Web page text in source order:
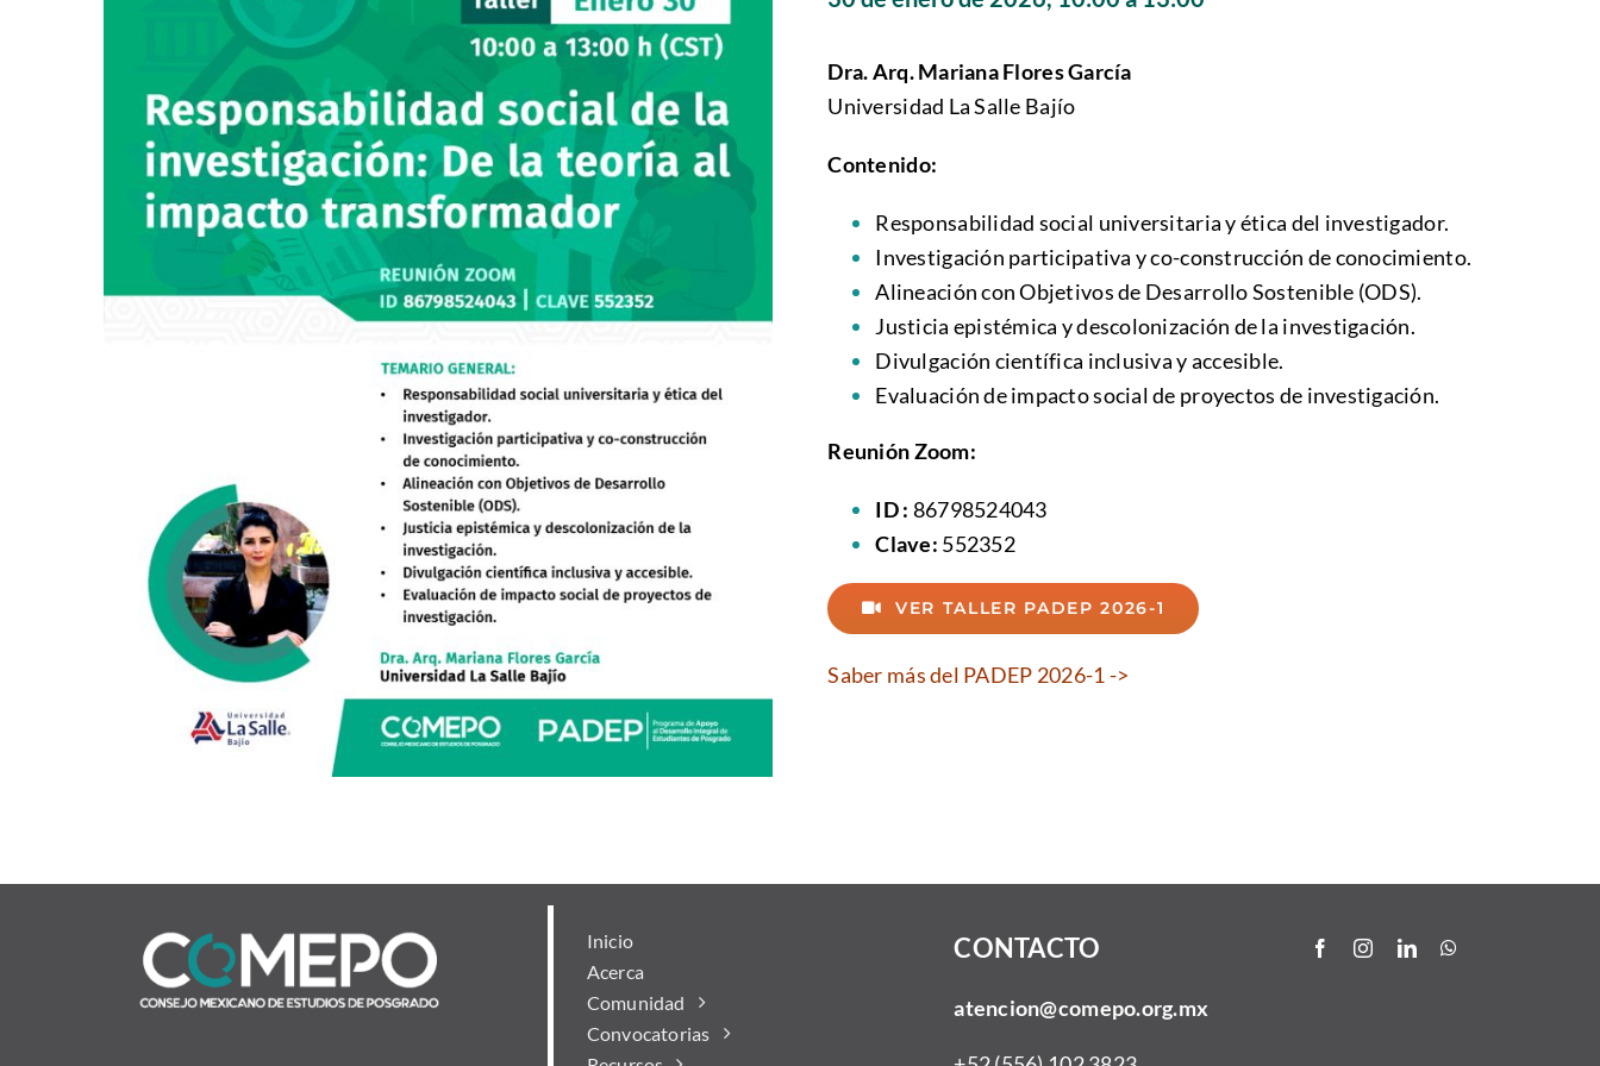
Dra. Arq. Mariana Flores García
Universidad La Salle Bajío
Contenido:
Responsabilidad social universitaria y ética del investigador.
Investigación participativa y co-construcción de conocimiento.
Alineación con Objetivos de Desarrollo Sostenible (ODS).
Justicia epistémica y descolonización de la investigación.
Divulgación científica inclusiva y accesible.
Evaluación de impacto social de proyectos de investigación.
Reunión Zoom:
ID : 86798524043
Clave: 552352
VER TALLER PADEP 2026-1
Saber más del PADEP 2026-1 ->
Inicio
Acerca
Comunidad
Convocatorias
CONTACTO
atencion@comepo.org.mx